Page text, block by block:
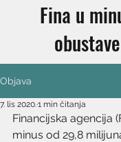
Fina u
Objava
7. lis 2020.1 min čitanja
Financijska agencija
minus od 29,8